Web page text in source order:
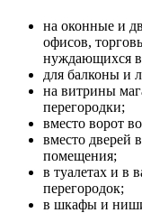
на оконные и
офисов,
нуждающихся в
для балконы и
на витрины
перегородки;
вместо ворот
вместо дверей
помещения;
в туалетах и в
перегородок;
в шкафы и